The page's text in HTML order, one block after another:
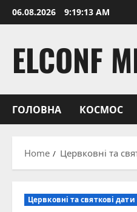
Skip
to
06.08.2026 9:19:14 AM
ELCONF
ГОЛОВНА КОСМОС
Home Цервковні та
Цервковні та святкові дати